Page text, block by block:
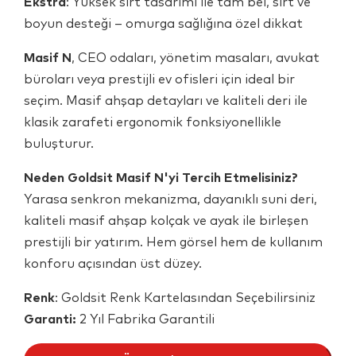
boyun desteği – omurga sağlığına özel dikkat
Masif N , CEO odaları, yönetim masaları, avukat
büroları veya prestijli ev ofisleri için ideal bir
seçim. Masif ahşap detayları ve kaliteli deri ile
klasik zarafeti ergonomik fonksiyonellikle
buluşturur.
Neden Goldsit Masif N'yi Tercih Etmelisiniz?
Yarasa senkron mekanizma, dayanıklı suni deri,
kaliteli masif ahşap kolçak ve ayak ile birleşen
prestijli bir yatırım. Hem görsel hem de kullanım
konforu açısından üst düzey.
Renk: Goldsit Renk Kartelasından Seçebilirsiniz
Garanti: 2 Yıl Fabrika Garantili